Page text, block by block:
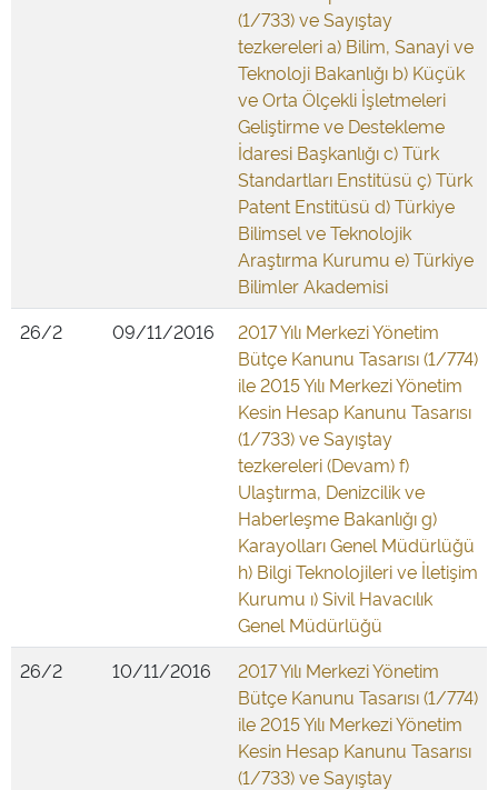
(1/733) ve Sayıştay
tezkereleri a) Bilim, Sanayi ve
Teknoloji Bakanlığı b) Küçük
ve Orta Ölçekli İşletmeleri
Geliştirme ve Destekleme
İdaresi Başkanlığı c) Türk
Standartları Enstitüsü ç) Türk
Patent Enstitüsü d) Türkiye
Bilimsel ve Teknolojik
Araştırma Kurumu e) Türkiye
Bilimler Akademisi
26/2
09/11/2016
2017 Yılı Merkezi Yönetim
Bütçe Kanunu Tasarısı (1/774)
ile 2015 Yılı Merkezi Yönetim
Kesin Hesap Kanunu Tasarısı
(1/733) ve Sayıştay
tezkereleri (Devam) f)
Ulaştırma, Denizcilik ve
Haberleşme Bakanlığı g)
Karayolları Genel Müdürlüğü
h) Bilgi Teknolojileri ve İletişim
Kurumu ı) Sivil Havacılık
Genel Müdürlüğü
26/2
10/11/2016
2017 Yılı Merkezi Yönetim
Bütçe Kanunu Tasarısı (1/774)
ile 2015 Yılı Merkezi Yönetim
Kesin Hesap Kanunu Tasarısı
(1/733) ve Sayıştay